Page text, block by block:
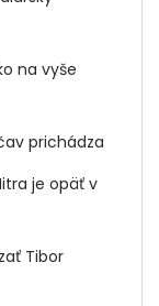
na vyše
prichádza
je opäť v
Tibor